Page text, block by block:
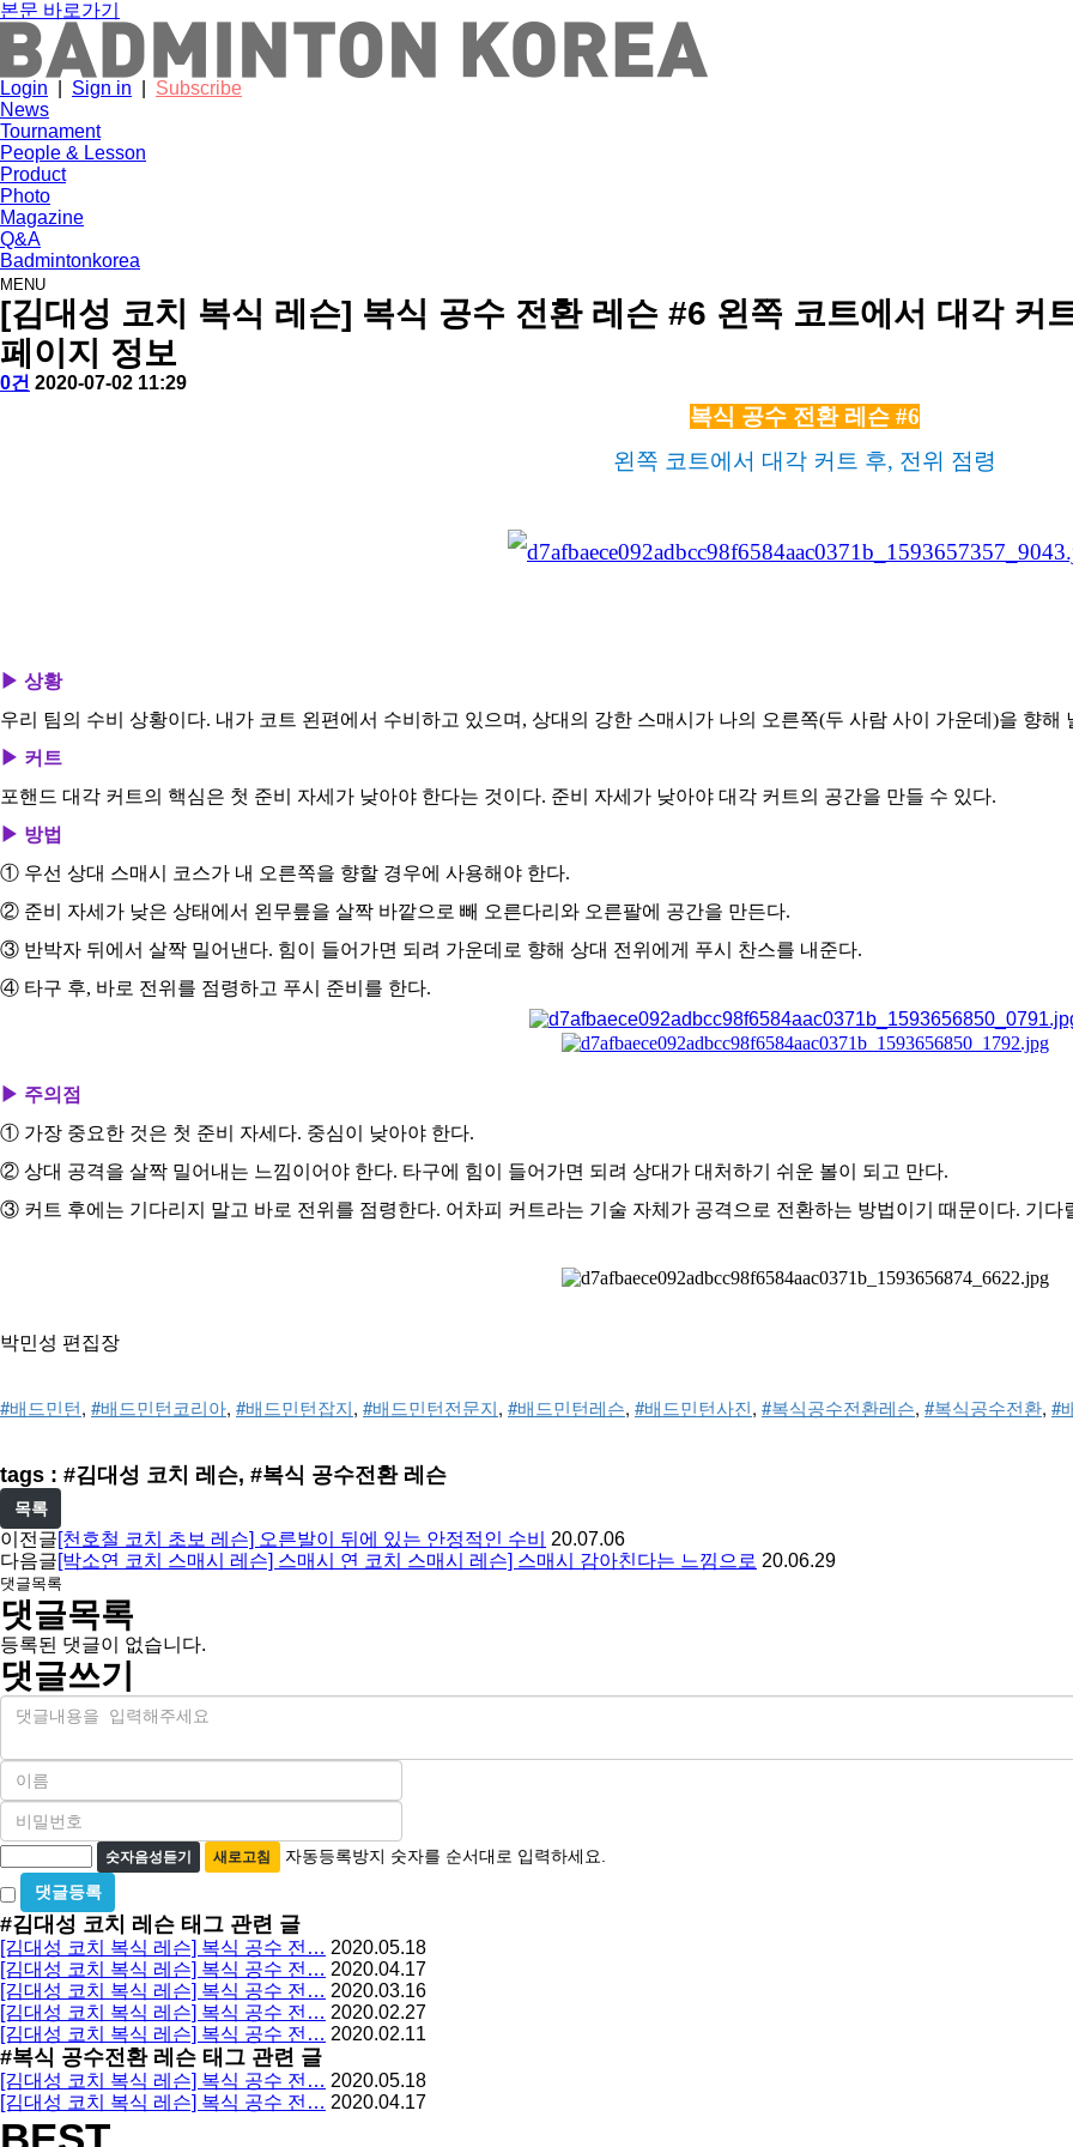
본문 바로가기
Login Sign in
Subscribe
News
Tournament
People & Lesson
Product
Photo
Magazine
Q&A
Badmintonkorea
MENU
people
[김대성 코치 복식 레슨] 복식 공수 전환 레슨 #6 왼쪽 코트에서 대각 커
페이지 정보
작
배
댓
0건 작
2020-07-02 11:29
복식 공수 전환 레슨 #6
왼쪽 코트에서 대각 커트 후, 전위 점령
▶ 상황
우리 팀의 수비 상황이다. 내가 코트 왼편에서 수비하고 있으며, 상대의 강한 스매시가 나의 오른쪽(두 사람 사이 가운데)을 향해
▶ 커트
포핸드 대각 커트의 핵심은 첫 준비 자세가 낮아야 한다는 것이다. 준비 자세가 낮아야 대각 커트의 공간을 만들 수 있다.
▶ 방법
① 우선 상대 스매시 코스가 내 오른쪽을 향할 경우에 사용해야 한다.
② 준비 자세가 낮은 상태에서 왼무릎을 살짝 바깥으로 빼 오른다리와 오른팔에 공간을 만든다.
③ 반박자 뒤에서 살짝 밀어낸다. 힘이 들어가면 되려 가운데로 향해 상대 전위에게 푸시 찬스를 내준다.
④ 타구 후, 바로 전위를 점령하고 푸시 준비를 한다.
▶ 주의점
① 가장 중요한 것은 첫 준비 자세다. 중심이 낮아야 한다.
② 상대 공격을 살짝 밀어내는 느낌이어야 한다. 타구에 힘이 들어가면 되려 상대가 대처하기 쉬운 볼이 되고 만다.
③ 커트 후에는 기다리지 말고 바로 전위를 점령한다. 어차피 커트라는 기술 자체가 공격으로 전환하는 방법이기 때문이다. 기다
박민성 편집장
#배드민턴, #배드민턴코리아, #배드민턴잡지, #배드민턴전문지, #배드민턴레슨, #배드민턴사진, #복식공수전환레슨, #복식공수전환, #
tags : #김대성 코치 레슨, #복식 공수전환 레슨
목록
이전글[천호철 코치 초보 레슨] 오른발이 뒤에 있는 안정적인 수비
20.07.06
다음글[박소연 코치 스매시 레슨] 스매시 연 코치 스매시 레슨] 스매시 감아친다는 느낌으로 20.06.29
댓글목록
댓글목록
등록된 댓글이 없습니다.
댓글쓰기
내
이
필
수
비
밀
번
호
필
수
자
동
등
록
방
지
숫자음성듣기 새로고침 자동등록방지 숫자를 순서대로 입력하세요.
비
밀
글
사
용
#김대성 코치 레슨 태그 관련 글
[김대성 코치 복식 레슨] 복식 공수 전… 2020.05.18
[김대성 코치 복식 레슨] 복식 공수 전… 2020.04.17
[김대성 코치 복식 레슨] 복식 공수 전… 2020.03.16
[김대성 코치 복식 레슨] 복식 공수 전… 2020.02.27
[김대성 코치 복식 레슨] 복식 공수 전… 2020.02.11
#복식 공수전환 레슨 태그 관련 글
[김대성 코치 복식 레슨] 복식 공수 전… 2020.05.18
[김대성 코치 복식 레슨] 복식 공수 전… 2020.04.17